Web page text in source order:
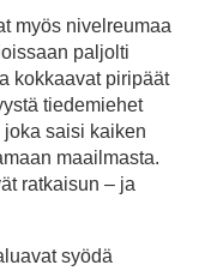
myös nivelreumaa
paljolti
kokkaavat piripäät
tiedemiehet
saisi kaiken
maailmasta.
ratkaisun – ja
syödä